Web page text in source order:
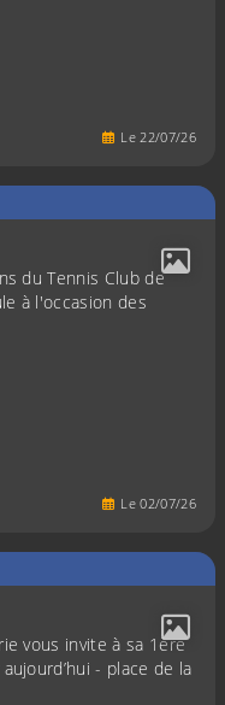
Le22/07/26
du Tennis Club de
à l'occasion des
Le02/07/26
vous invite à sa 1ère
- place de la